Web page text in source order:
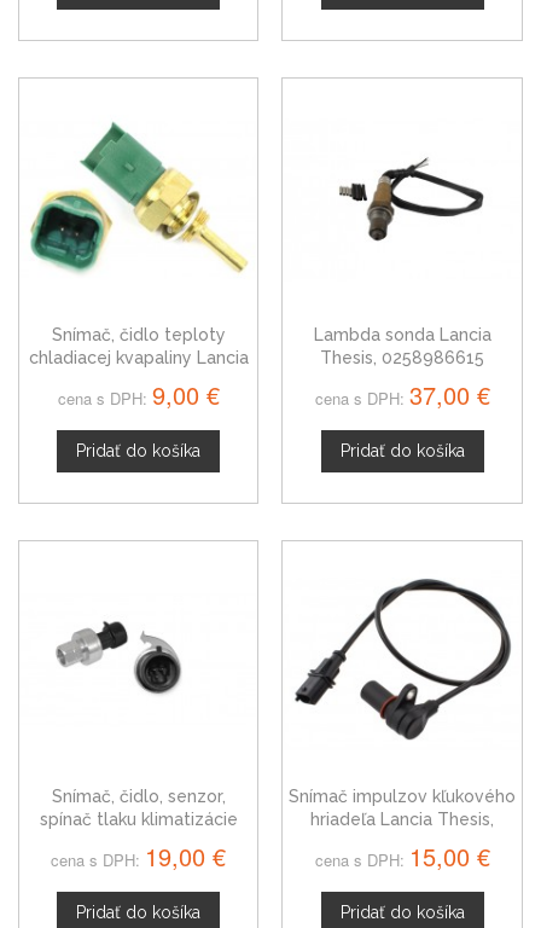
Snímač, čidlo teploty
chladiacej kvapaliny Lancia
cena s DPH: 9,00 €
Pridať do košíka
Lambda sonda Lancia
Thesis, 0258986615
cena s DPH: 37,00 €
Pridať do košíka
Snímač, čidlo, senzor,
spínač tlaku klimatizácie
cena s DPH: 19,00 €
Pridať do košíka
Snímač impulzov kľukového
hriadeľa Lancia Thesis,
cena s DPH: 15,00 €
Pridať do košíka